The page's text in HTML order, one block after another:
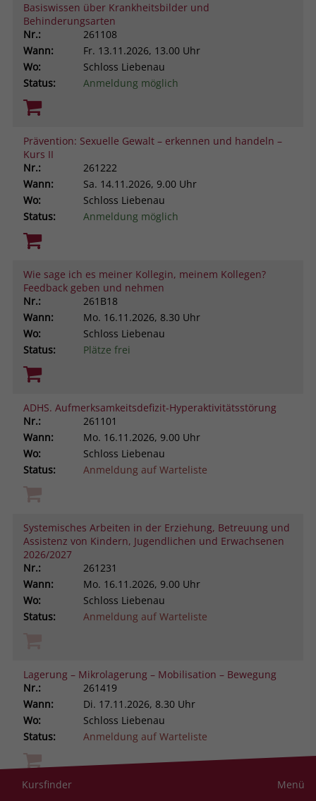
Basiswissen über Krankheitsbilder und
Behinderungsarten
Nr.:
261108
Wann:
Fr. 13.11.2026, 13.00 Uhr
Wo:
Schloss Liebenau
Status:
Anmeldung möglich
Prävention: Sexuelle Gewalt – erkennen und handeln –
Kurs II
Nr.:
261222
Wann:
Sa. 14.11.2026, 9.00 Uhr
Wo:
Schloss Liebenau
Status:
Anmeldung möglich
Wie sage ich es meiner Kollegin, meinem Kollegen?
Feedback geben und nehmen
Nr.:
261B18
Wann:
Mo. 16.11.2026, 8.30 Uhr
Wo:
Schloss Liebenau
Status:
Plätze frei
ADHS. Aufmerksamkeitsdefizit-Hyperaktivitätsstörung
Nr.:
261101
Wann:
Mo. 16.11.2026, 9.00 Uhr
Wo:
Schloss Liebenau
Status:
Anmeldung auf Warteliste
Systemisches Arbeiten in der Erziehung, Betreuung und
Assistenz von Kindern, Jugendlichen und Erwachsenen
2026/2027
Nr.:
261231
Wann:
Mo. 16.11.2026, 9.00 Uhr
Wo:
Schloss Liebenau
Status:
Anmeldung auf Warteliste
Lagerung – Mikrolagerung – Mobilisation – Bewegung
Nr.:
261419
Wann:
Di. 17.11.2026, 8.30 Uhr
Wo:
Schloss Liebenau
Status:
Anmeldung auf Warteliste
Kursfinder Menü